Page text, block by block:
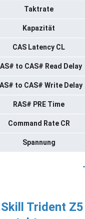
Taktrate
Kapazität
CAS Latency CL
to CAS# Read Delay
to CAS# Write Delay
RAS# PRE Time
Command Rate CR
Spannung
Trident